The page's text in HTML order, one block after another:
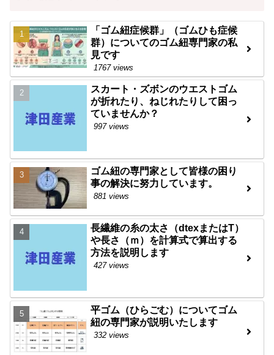
「ゴム紐症候群」（ゴムひも症候
群）についてのゴム紐専門家の私
見です
1767 views
スカート・ズボンのウエストゴム
が折れたり、ねじれたりして困っ
ていませんか？
997 views
ゴム紐の専門家として皆様の困り
事の解決に努力しています。
881 views
長繊維の糸の太さ（dtexまたはT）
や長さ（ｍ）を計算式で算出する
方法を説明します
427 views
平ゴム（ひらごむ）についてゴム
紐の専門家が説明いたします
332 views